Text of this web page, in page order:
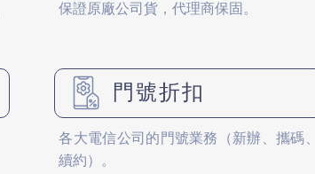
保證原廠公司貨，代理商保固。
門號折扣
各大電信公司的門號業務（新辦、攜碼、
續約）。